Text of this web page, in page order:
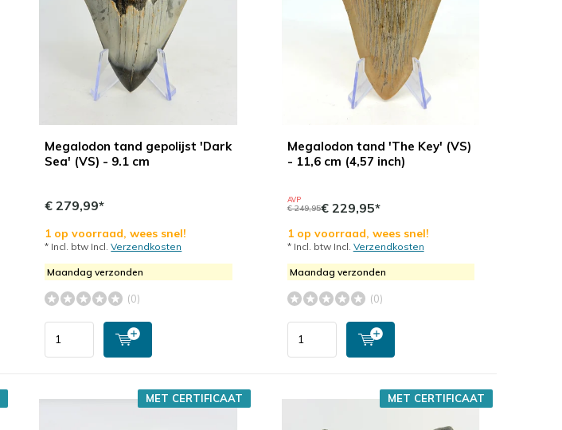
Megalodon tand gepolijst 'Dark
Sea' (VS) - 9.1 cm
€ 279,99*
1 op voorraad, wees snel!
* Incl. btw Incl.Verzendkosten
Maandag verzonden
(0)
Megalodon tand 'The Key' (VS)
- 11,6 cm (4,57 inch)
AVP
€ 249,95€ 229,95*
1 op voorraad, wees snel!
* Incl. btw Incl. Verzendkosten
Maandag verzonden
(0)
MET CERTIFICAAT MET CERTIFICAAT